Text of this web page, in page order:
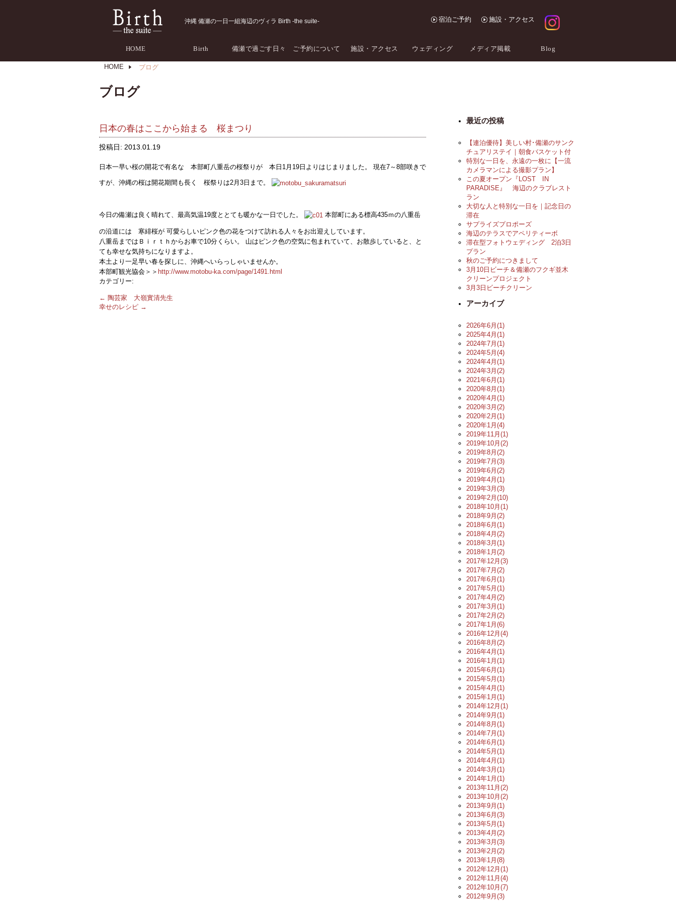
沖縄 備瀬の一日一組海辺のヴィラ Birth -the suite- 宿泊ご予約 施設・アクセス
HOME Birth 備瀬で過ごす日々 ご予約について 施設・アクセス ウェディング メディア掲載 Blog
HOME ブログ
ブログ
日本の春はここから始まる 桜まつり
投稿日: 2013.01.19
日本一早い桜の開花で有名な 本部町八重岳の桜祭りが 本日1月19日よりはじまりました。 現在7～8部咲きで
すが、沖縄の桜は開花期間も長く 桜祭りは2月3日まで。
今日の備瀬は良く晴れて、最高気温19度ととても暖かな一日でした。 本部町にある標高435ｍの八重岳
の沿道には 寒緋桜が 可愛らしいピンク色の花をつけて訪れる人々をお出迎えしています。
八重岳まではＢｉｒｔｈからお車で10分くらい。 山はピンク色の空気に包まれていて、お散歩していると、と
ても幸せな気持ちになりますよ。
本土より一足早い春を探しに、沖縄へいらっしゃいませんか。
本部町観光協会＞＞ http://www.motobu-ka.com/page/1491.html
カテゴリー:
← 陶芸家 大嶺實清先生
幸せのレシピ →
最近の投稿
【連泊優待】美しい村･備瀬のサンク
チュアリステイ｜朝食バスケット付
特別な一日を、永遠の一枚に【一流
カメラマンによる撮影プラン】
この夏オープン『LOST IN
PARADISE』 海辺のクラブレスト
ラン
大切な人と特別な一日を｜記念日の
滞在
サプライズプロポーズ
海辺のテラスでアペリティーボ
滞在型フォトウェディング 2泊3日
プラン
秋のご予約につきまして
3月10日ビーチ＆備瀬のフクギ並木
クリーンプロジェクト
3月3日ビーチクリーン
アーカイブ
2026年6月(1)
2025年4月(1)
2024年7月(1)
2024年5月(4)
2024年4月(1)
2024年3月(2)
2021年6月(1)
2020年8月(1)
2020年4月(1)
2020年3月(2)
2020年2月(1)
2020年1月(4)
2019年11月(1)
2019年10月(2)
2019年8月(2)
2019年7月(3)
2019年6月(2)
2019年4月(1)
2019年3月(3)
2019年2月(10)
2018年10月(1)
2018年9月(2)
2018年6月(1)
2018年4月(2)
2018年3月(1)
2018年1月(2)
2017年12月(3)
2017年7月(2)
2017年6月(1)
2017年5月(1)
2017年4月(2)
2017年3月(1)
2017年2月(2)
2017年1月(6)
2016年12月(4)
2016年8月(2)
2016年4月(1)
2016年1月(1)
2015年6月(1)
2015年5月(1)
2015年4月(1)
2015年1月(1)
2014年12月(1)
2014年9月(1)
2014年8月(1)
2014年7月(1)
2014年6月(1)
2014年5月(1)
2014年4月(1)
2014年3月(1)
2014年1月(1)
2013年11月(2)
2013年10月(2)
2013年9月(1)
2013年6月(3)
2013年5月(1)
2013年4月(2)
2013年3月(3)
2013年2月(2)
2013年1月(8)
2012年12月(1)
2012年11月(4)
2012年10月(7)
2012年9月(3)